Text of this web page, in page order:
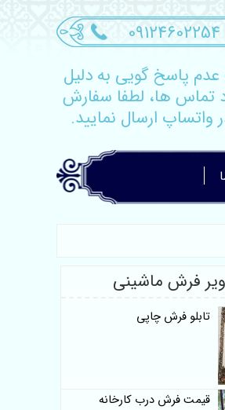
09124602254
پاسخ گویی به دلیل
تماس ها، لطفا سفارش
واتساپ ارسال نمایید.
فرش ماشینی
تابلو فرش چاپی
قیمت فرش درب کارخانه